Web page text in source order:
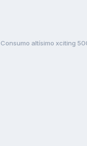
Consumo altísimo xciting